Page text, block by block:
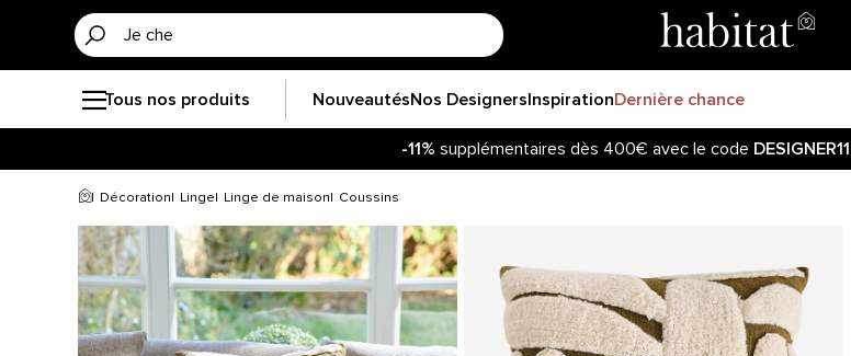
Tous nos produits NouveautésNos DesignersInspirationDernière chance
-11% supplémentaires dès 400€ avec le code DESIGNER11
Décoration Linge Linge de maison Coussins